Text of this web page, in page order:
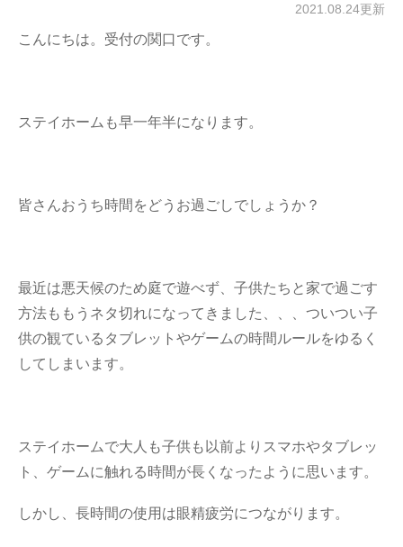
2021.08.24更新
こんにちは。受付の関口です。
ステイホームも早一年半になります。
皆さんおうち時間をどうお過ごしでしょうか？
最近は悪天候のため庭で遊べず、子供たちと家で過ごす
方法ももうネタ切れになってきました、、、ついつい子
供の観ているタブレットやゲームの時間ルールをゆるく
してしまいます。
ステイホームで大人も子供も以前よりスマホやタブレッ
ト、ゲームに触れる時間が長くなったように思います。
しかし、長時間の使用は眼精疲労につながります。